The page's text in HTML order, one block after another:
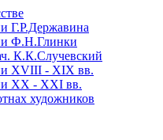
Г.Р.Державина
Ф.Н.Глинки
К.К.Случевский
XVIII - XIX вв.
XX - XXI вв.
художников